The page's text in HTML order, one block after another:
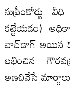
సుప్రీంకోర్టు
కట్టేయడం)
వాచ్‌డాగ్ అయిన
లభించిన
అణచివేసే